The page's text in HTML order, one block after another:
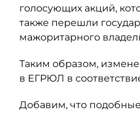
голосующих акций,
также перешли
мажоритарного
Таким образом,
в ЕГРЮЛ в
Добавим, что